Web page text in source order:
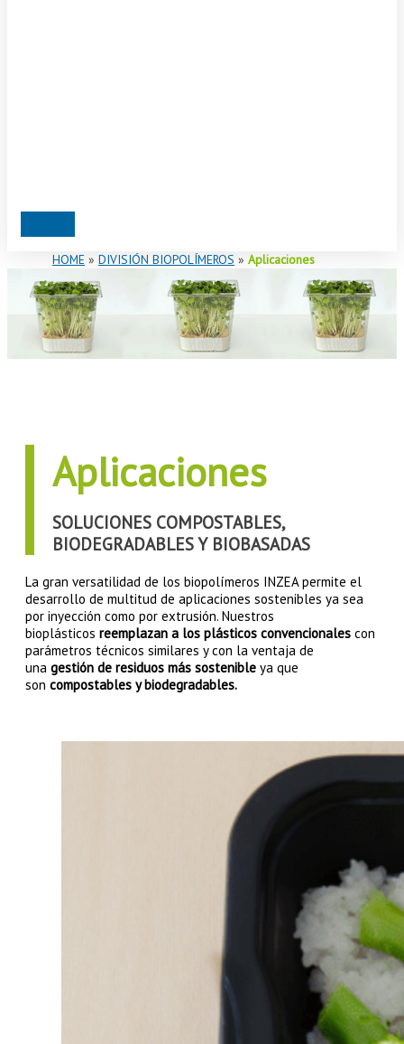
HOME » DIVISIÓN BIOPOLÍMEROS » Aplicaciones
Aplicaciones
SOLUCIONES COMPOSTABLES,
BIODEGRADABLES Y BIOBASADAS
La gran versatilidad de los biopolímeros INZEA permite el
desarrollo de multitud de aplicaciones sostenibles ya sea
por inyección como por extrusión. Nuestros
bioplásticos reemplazan a los plásticos convencionales con
parámetros técnicos similares y con la ventaja de
una gestión de residuos más sostenible ya que
son compostables y biodegradables.